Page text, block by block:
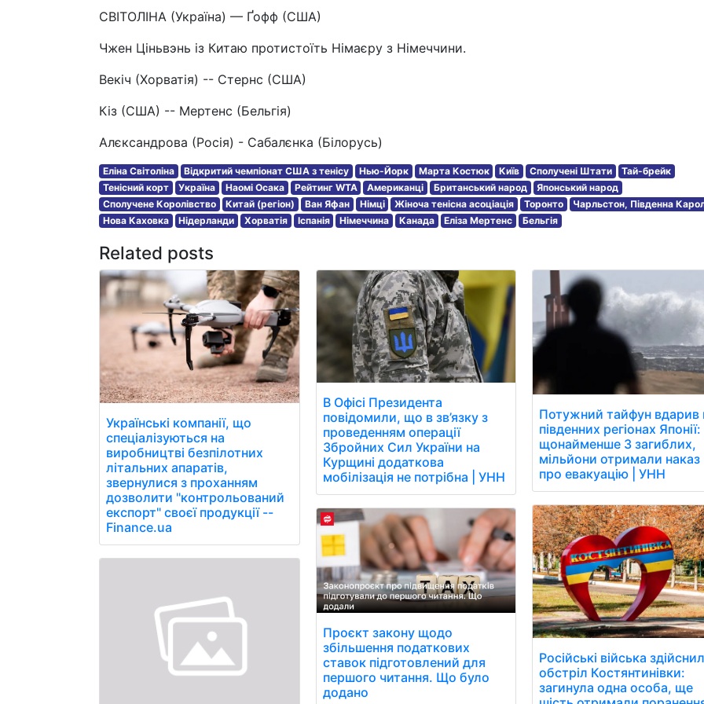
СВІТОЛІНА (Україна) — Ґофф (США)
Чжен Ціньвэнь із Китаю протистоїть Німаєру з Німеччини.
Векіч (Хорватія) -- Стернс (США)
Кіз (США) -- Мертенс (Бельгія)
Алєксандрова (Росія) - Сабалєнка (Білорусь)
Еліна Світоліна Відкритий чемпіонат США з тенісу Нью-Йорк Марта Костюк Київ Сполучені Штати
Тай-брейк
Тенісний корт
Україна Наомі Осака Рейтинг WTA Американці Британський народ
Японський народ
Сполучене Королівство
Китай (регіон) Ван Яфан Німці Жіноча тенісна асоціація Торонто
Чарльстон, Південна
Нова Каховка
Нідерланди Хорватія Іспанія Німеччина Канада Еліза Мертенс Бельгія
Related posts
Українські компанії, що
спеціалізуються на
виробництві безпілотних
літальних апаратів,
звернулися з проханням
дозволити "контрольований
експорт" своєї продукції --
Finance.ua
В Офісі Президента
повідомили, що в зв’язку з
проведенням операції
Збройних Сил України на
Курщині додаткова
мобілізація не потрібна | УНН
Проєкт закону щодо
збільшення податкових
ставок підготовлений для
першого читання. Що було
додано
Потужний тайфун вдарив
південних регіонах Японії:
щонайменше 3 загиблих,
мільйони отримали наказ
про евакуацію | УНН
Російські війська
обстріл Костянтинівки:
загинула одна особа, ще